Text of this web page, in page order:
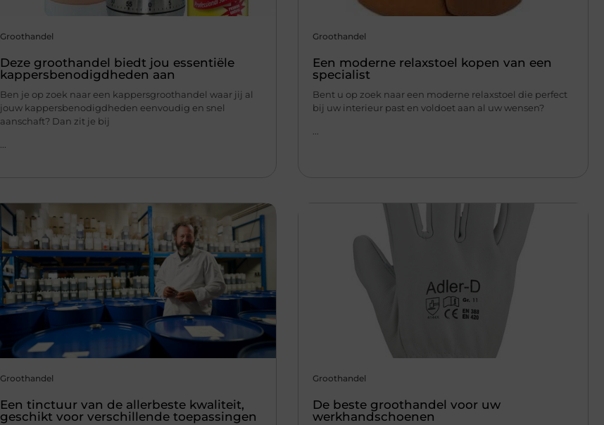
Groothandel
Deze groothandel biedt jou essentiële
kappersbenodigdheden aan
Ben je op zoek naar een kappersgroothandel waar jij al
jouw kappersbenodigdheden eenvoudig en snel
aanschaft? Dan zit je bij
Groothandel
Een moderne relaxstoel kopen van een
specialist
Bent u op zoek naar een moderne relaxstoel die perfect
bij uw interieur past en voldoet aan al uw wensen?
Groothandel
Een tinctuur van de allerbeste kwaliteit,
geschikt voor verschillende toepassingen
Groothandel
De beste groothandel voor uw
werkhandschoenen